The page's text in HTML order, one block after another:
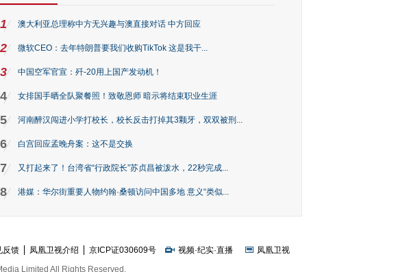
1 澳大利亚总理称中方无兴趣与澳直接对话 中方回应
2 微软CEO：去年特朗普要我们收购TikTok 这是我干...
3 中国空军官宣：歼-20用上国产发动机！
4 女排国手晒全队聚餐照！致敬恩师 暗示将结束职业生涯
5 河南醉汉闯进小学打校长，校长反击打掉其3颗牙，双双被刑...
6 白宫回应孟晚舟案：这不是交换
7 又打起来了！台湾省“行政院长”苏贞昌被泼水，22秒完成...
8 港媒：华尔街重要人物约翰·桑顿访问中国多地 意义“类似...
反馈 凤凰卫视介绍 京ICP证030609号 视频·纪实·直播
凤凰卫视
Limited All Rights Reserved.